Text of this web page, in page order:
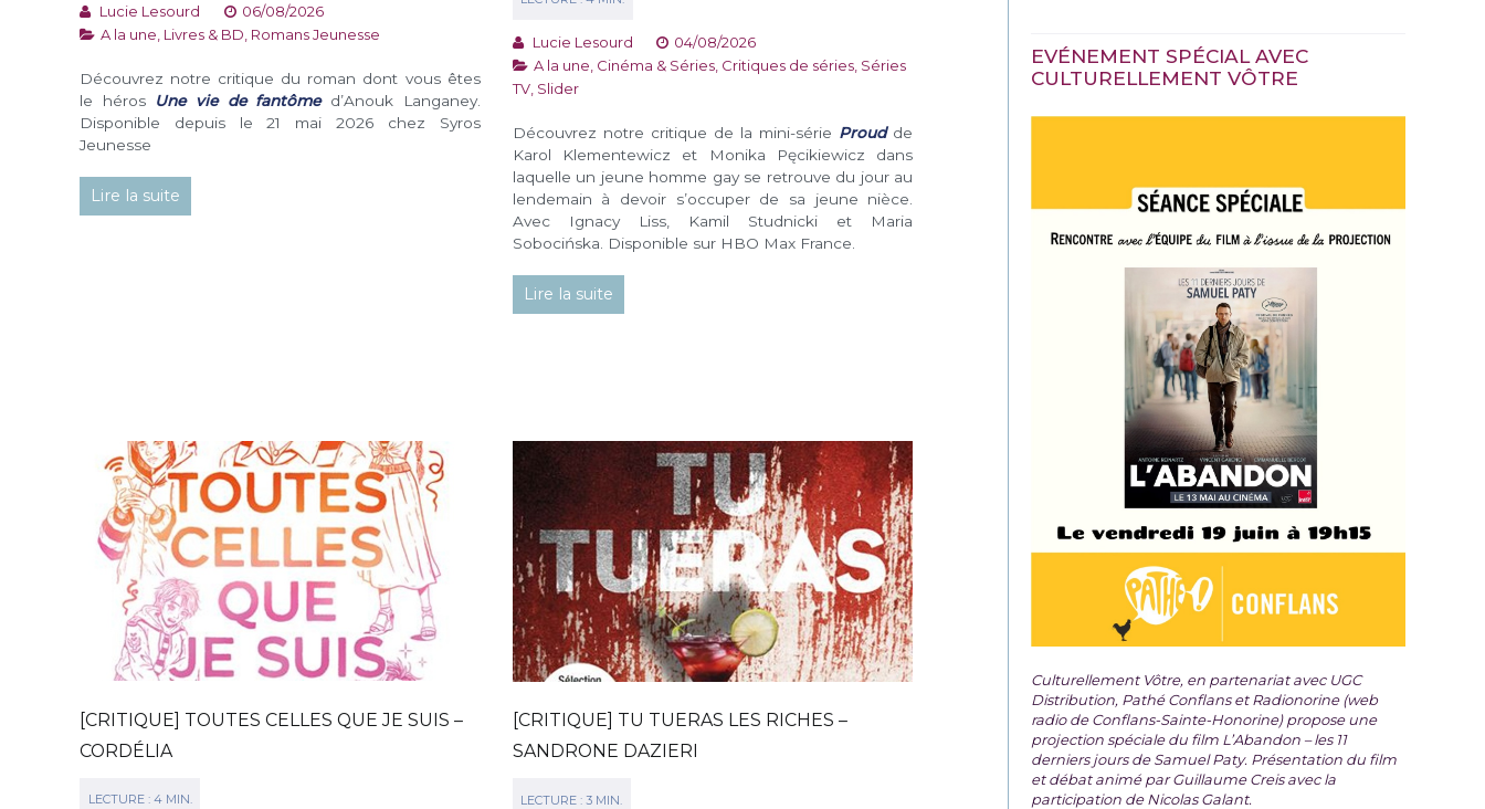
Lucie Lesourd
06/08/2026
A la une Livres & BD Romans Jeunesse
Découvrez notre critique du roman dont vous êtes
le héros
Une vie de fantômed’Anouk Langaney.
Disponible depuis le 21 mai 2026 chez Syros
Jeunesse
Lire la suite
Lucie Lesourd
04/08/2026
A la une, Cinéma & Séries, Critiques de séries, Séries
TV, Slider
Découvrez notre critique de la mini-série Proudde
Karol Klementewicz et Monika Pęcikiewicz dans
laquelle un jeune homme gay se retrouve du jour au
lendemain à devoir s’occuper de sa jeune nièce.
Avec Ignacy Liss, Kamil Studnicki et Maria
Sobocińska. Disponible sur HBO Max France.
Lire la suite
[CRITIQUE] TOUTES CELLES QUE JE SUIS –
CORDÉLIA
[CRITIQUE] TU TUERAS LES RICHES –
SANDRONE DAZIERI
EVÉNEMENT SPÉCIAL AVEC
CULTURELLEMENT VÔTRE
Culturellement Vôtre, en partenariat avec UGC
Distribution, Pathé Conflans et Radionorine (web
radio de Conflans-Sainte-Honorine) propose une
projection spéciale du film L’Abandon – les 11
derniers jours de Samuel Paty. Présentation du film
et débat animé par Guillaume Creis avec la
participation de Nicolas Galant.